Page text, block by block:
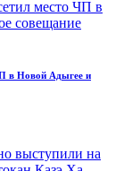
в Новой Адыгее и